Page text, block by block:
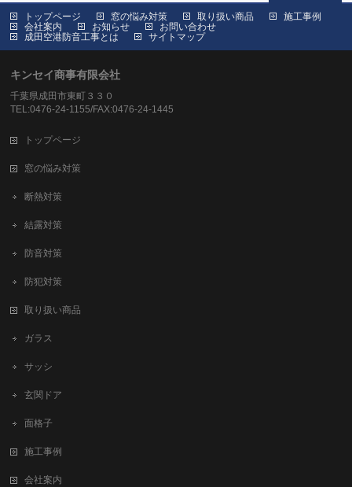
トップページ 窓の悩み対策 取り扱い商品
施工事例
会社案内
お知らせ
お問い合わせ
成田空港防音工事とは
サイトマップ
キンセイ商事有限会社
千葉県成田市東町３３０
TEL:0476-24-1155/FAX:0476-24-1445
トップページ
窓の悩み対策
断熱対策
結露対策
防音対策
防犯対策
取り扱い商品
ガラス
サッシ
玄関ドア
面格子
施工事例
会社案内